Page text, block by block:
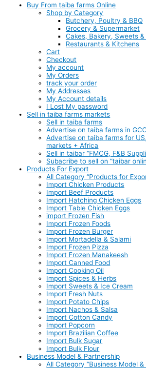
Buy From taiba farms Online
Shop by Category
Butchery, Poultry & BBQ
Grocery & Supermarket
Cakes, Bakery, Sweets
Restaurants & Kitchens
Cart
Checkout
My account
My Orders
track your order
My Addresses
My Account details
I Lost My password
Sell in taiba farms markets
Sell in taiba farms
Advertise on taiba farms in
Advertise on taiba farms for
markets + Africa
Sell in taibar “FMCG, F&B
Subacribe to sell on “taibar
Products For Export
All Category “Products for
Import Chicken Products
Import Beef Products
Import Hatching Chicken Eggs
Import Table Chicken Eggs
import Frozen Fish
Import Frozen Foods
Import Frozen Burger
Import Mortadella & Salami
Import Frozen Pizza
Import Frozen Manakeesh
Import Canned Food
Import Cooking Oil
Import Spices & Herbs
Import Sweets & Ice Cream
Import Fresh Nuts
Import Potato Chips
Import Nachos & Salsa
Import Cotton Candy
Import Popcorn
Import Brazilian Coffee
Import Bulk Sugar
Import Bulk Flour
Business Model & Partnership
All Category “Business Model &